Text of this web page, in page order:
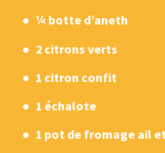
¼ botte d’aneth
2 citrons verts
1 citron confit
1 échalote
1 pot de fromage ail